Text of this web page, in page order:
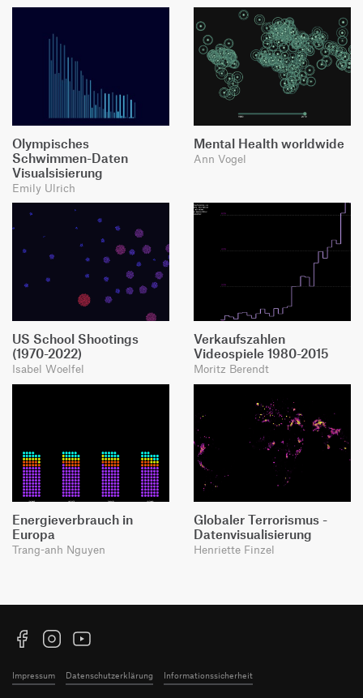
Olympisches
Schwimmen-Daten
Visualsisierung
Emily Ulrich
Mental Health worldwide
Ann Vogel
US School Shootings
(1970-2022)
Isabel Woelfel
Verkaufszahlen
Videospiele 1980-2015
Moritz Berendt
Energieverbrauch in
Europa
Trang-anh Nguyen
Globaler Terrorismus -
Datenvisualisierung
Henriette Finzel
FacebookInstagramYouTube
Impressum Datenschutzerklärung Informationssicherheit